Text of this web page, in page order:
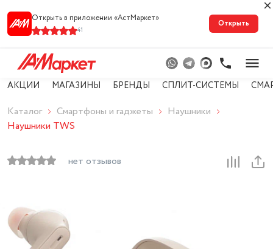
Открыть в приложении «АстМарке‪т‬»
41
Открыть
АКЦИИ МАГАЗИНЫ БРЕНДЫ СПЛИТ-СИСТЕМЫ
Каталог Смартфоны и гаджеты
Наушники
Наушники TWS
нет отзывов